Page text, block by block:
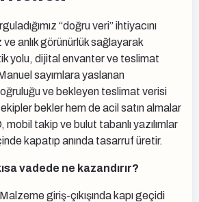
“doğru veri” ihtiyacını
anlık görünürlük sağlayarak
yolu, dijital envanter ve teslimat
sayımlara yaslanan
ve bekleyen teslimat verisi
bekler hem de acil satın almalar
takip ve bulut tabanlı yazılımlar
kapatıp anında tasarruf üretir.
vadede ne kazandırır?
Malzeme giriş-çıkışında kapı geçidi